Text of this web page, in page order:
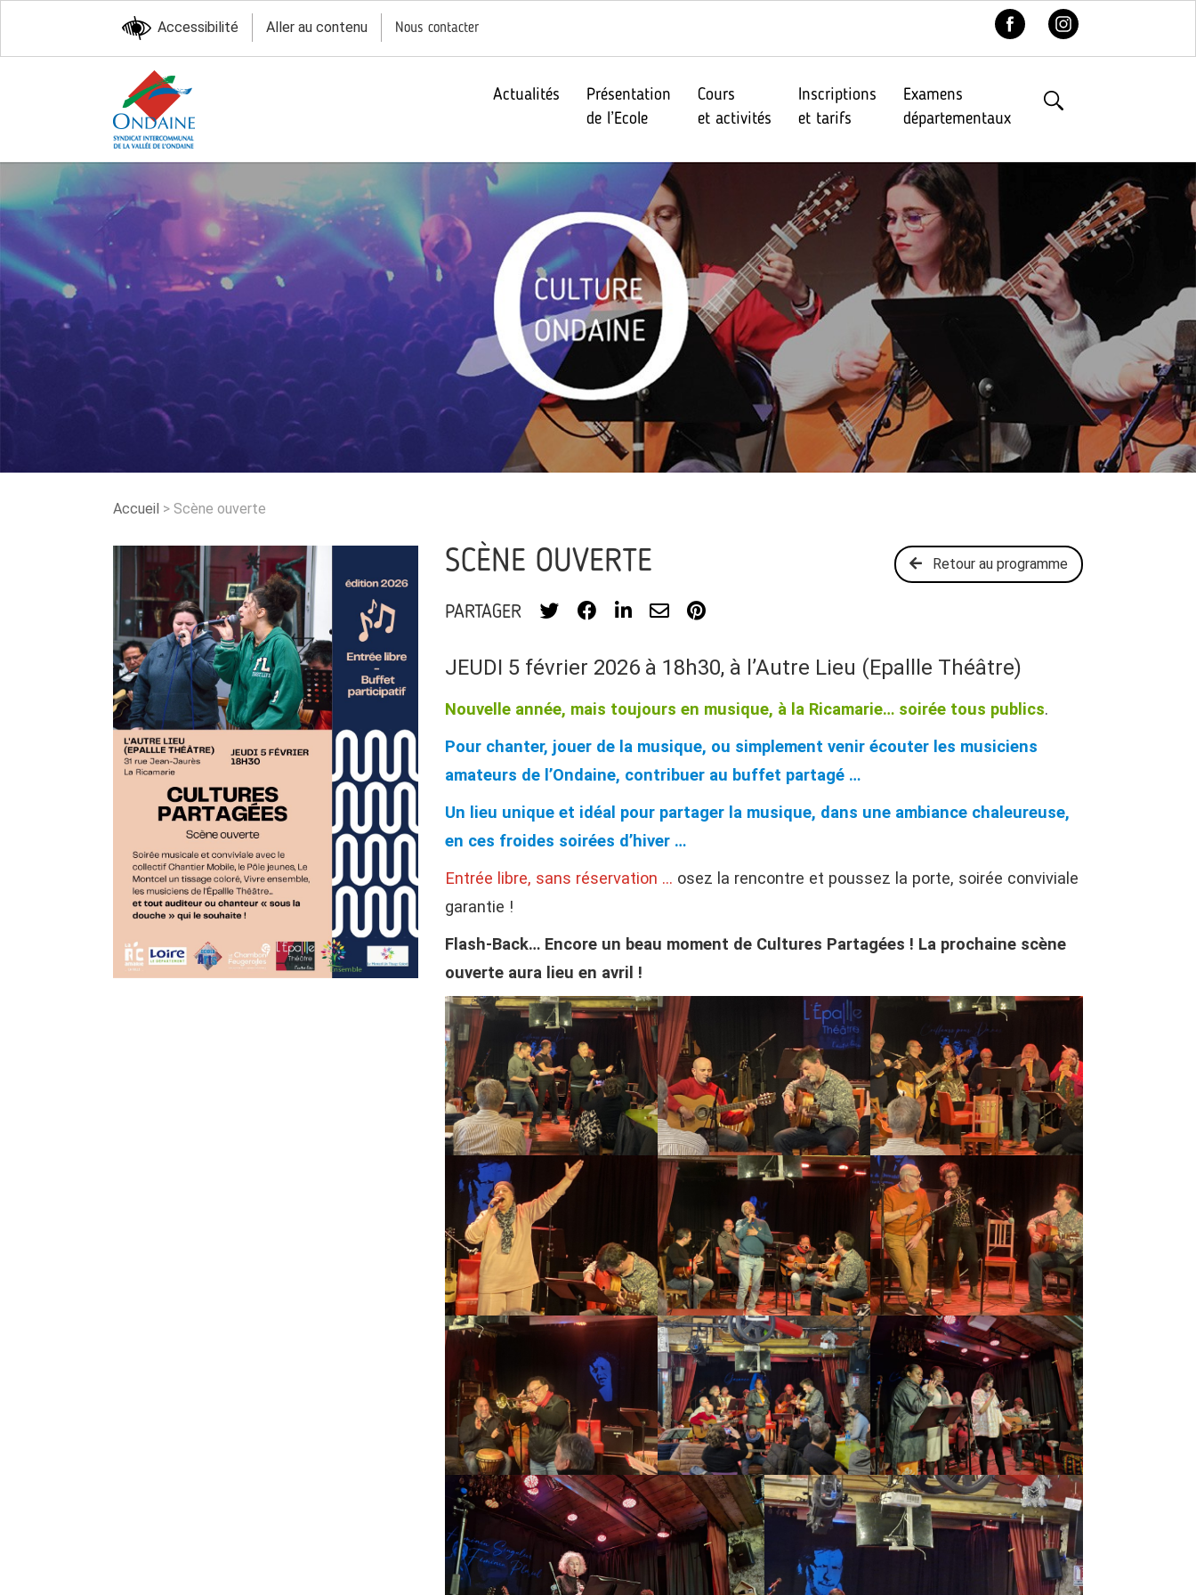
Accessibilité Aller au contenu Nous contacter
Actualités
Présentation
de l’Ecole
Cours
et activités
Inscriptions
et tarifs
Examens
départementaux
Accueil > Scène ouverte
Retour au programme
SCÈNE OUVERTE
PARTAGER
JEUDI 5 février 2026 à 18h30, à l’Autre Lieu (Epallle Théâtre)
Nouvelle année, mais toujours en musique, à la Ricamarie… soirée tous publics.
Pour chanter, jouer de la musique, ou simplement venir écouter les musiciens
amateurs de l’Ondaine, contribuer au buffet partagé …
Un lieu unique et idéal pour partager la musique, dans une ambiance chaleureuse,
en ces froides soirées d’hiver …
Entrée libre, sans réservation … osez la rencontre et poussez la porte, soirée conviviale
garantie !
Flash-Back… Encore un beau moment de Cultures Partagées ! La prochaine scène
ouverte aura lieu en avril !